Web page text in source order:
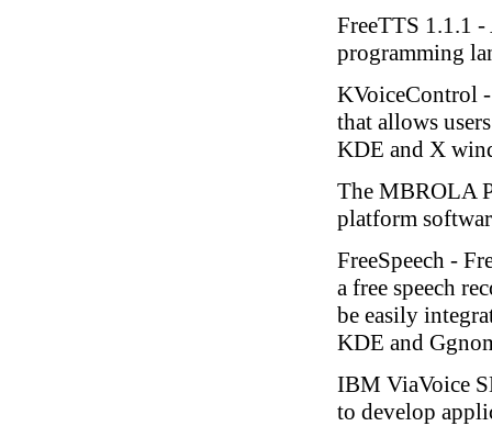
FreeTTS 1.1.1 -
programming
KVoiceControl
that allows
KDE and X
The MBROLA
platform
FreeSpeech -
a free speech
be easily
KDE and
IBM ViaVoice
to develop